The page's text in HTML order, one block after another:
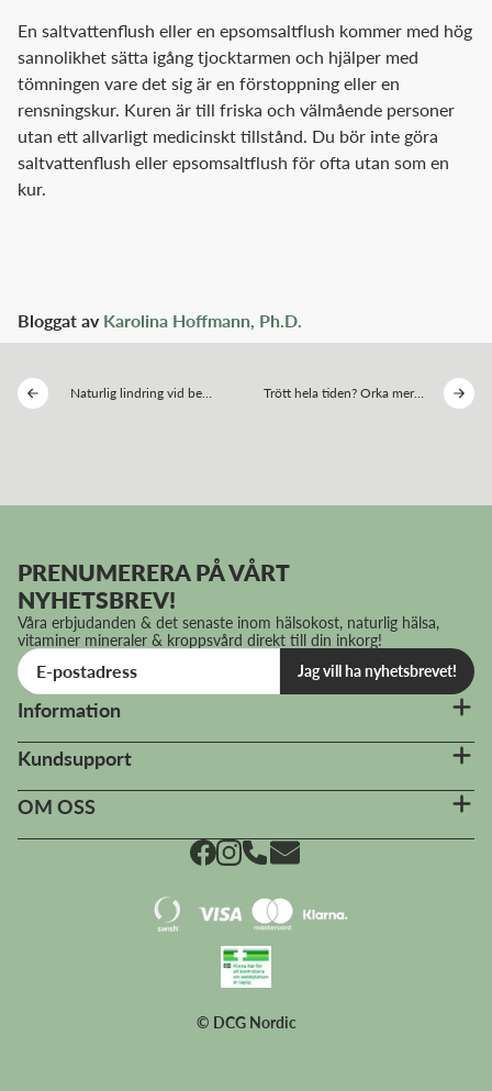
En saltvattenflush eller en epsomsaltflush kommer med hög
sannolikhet sätta igång tjocktarmen och hjälper med
tömningen vare det sig är en förstoppning eller en
rensningskur. Kuren är till friska och välmående personer
utan ett allvarligt medicinskt tillstånd. Du bör inte göra
saltvattenflush eller epsomsaltflush för ofta utan som en
kur.
Bloggat av Karolina Hoffmann, Ph.D.
Naturlig lindring vid bett
Trött hela tiden? Orka mer
PRENUMERERA PÅ VÅRT
NYHETSBREV!
Våra erbjudanden & det senaste inom hälsokost, naturlig hälsa,
vitaminer mineraler & kroppsvård direkt till din inkorg!
Jag vill ha nyhetsbrevet!
Information
Kundsupport
OM OSS
© DCG Nordic